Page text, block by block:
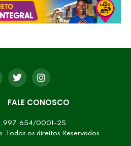
FALE CONOSCO
0001-25
Todos os direitos Reservados.